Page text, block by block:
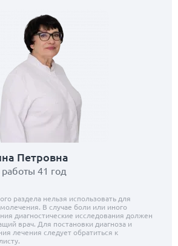
Петровна
41 год
раздела нельзя использовать для
В случае боли или иного
диагностические исследования должен
врач. Для постановки диагноза и
лечения следует обратиться к